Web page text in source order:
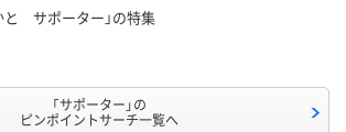
と サポーター」の特集
「サポーター」の
ピンポイントサーチ一覧へ